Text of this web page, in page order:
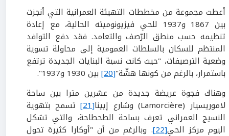
أعطت مجموعة من مخططات التهيئة العمرانية التي أنجزت
بين 1867 و1937 للحي فيزيونوميته الحالية، مع إعادة
تنظيمه حسب منطق الرّصف والتعامد. فقد دفع التوافد
المنتظم للسكان بالسلطات العمومية إلى محاولة تسوية
وضعية الترصيفات، "حيث كانت نسبة البنايات الجديدة ترتفع
باستمرار، بالرغم من كونها هشّة"[20]
بين 1930 و1937".
وهناك فجوة عريضة جديدة من عشرين مترا بين ساحة
لاموريسيار (Lamorcière) وشارع إيينا
[21]
تسمح بتهوية
النسيج العمراني تعرف بساحة الطحطاحة، والتي تشكل
اليوم مركز الحي[22]
. وبالرغم من أن "أوكارا كثيرة تحول